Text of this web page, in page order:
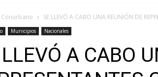
Conurbano SE LLEVÓ A CABO UNA REUNIÓN DE
Municipios Nacionales
A CABO